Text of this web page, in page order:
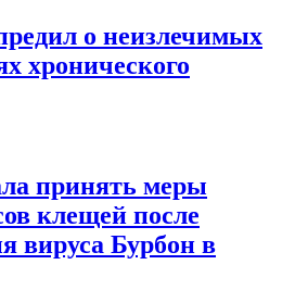
о неизлечимых
хронического
принять меры
клещей после
вируса Бурбон в